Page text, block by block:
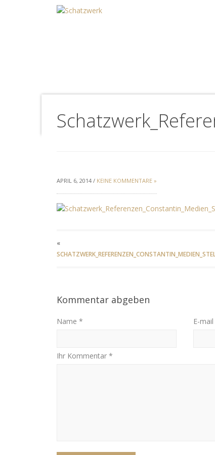
APRIL 6, 2014 / KEINE KOMMENTARE »
«
Kommentar abgeben
Name * E-
Ihr Kommentar *